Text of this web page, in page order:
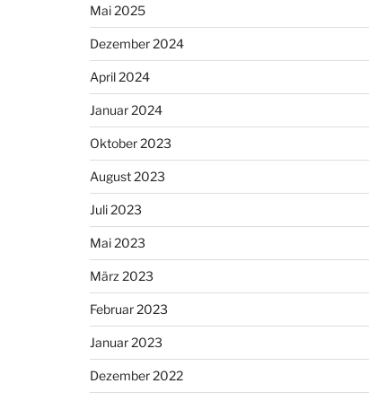
Mai 2025
Dezember 2024
April 2024
Januar 2024
Oktober 2023
August 2023
Juli 2023
Mai 2023
März 2023
Februar 2023
Januar 2023
Dezember 2022